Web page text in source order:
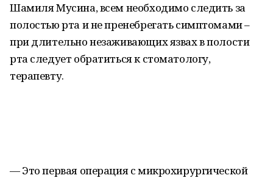
Шамиля Мусина, всем необходимо следить за
полостью рта и не пренебрегать симптомами –
при длительно незаживающих язвах в полости
рта следует обратиться к стоматологу,
терапевту.
— Это первая операция с микрохирургической